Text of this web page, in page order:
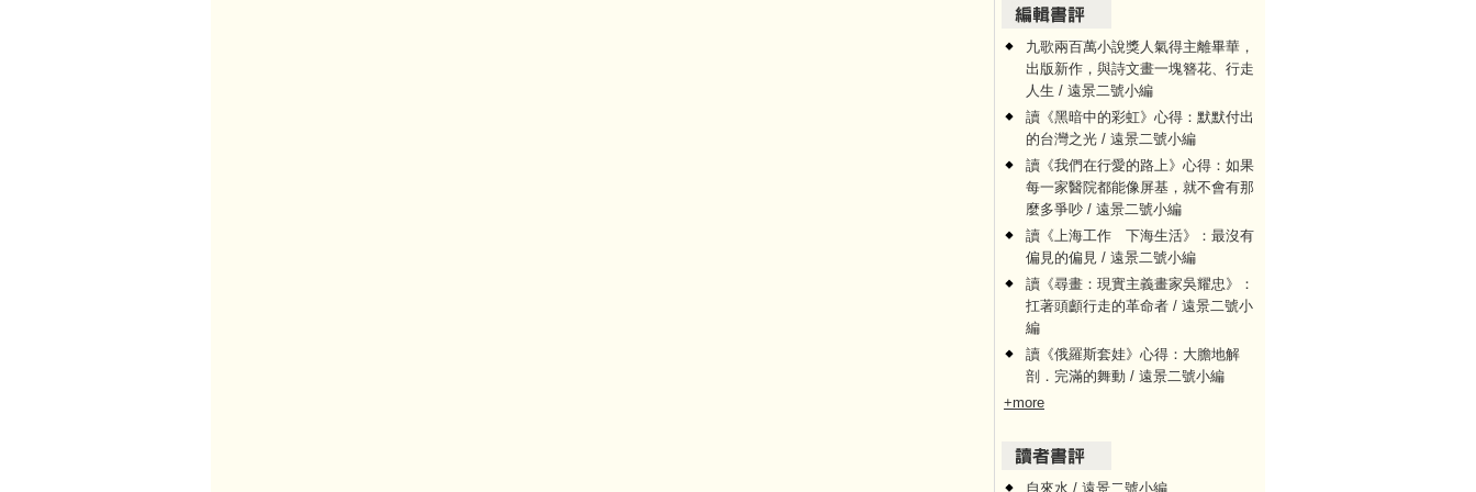
九歌兩百萬小說獎人氣得主離畢華，
出版新作，與詩文畫一塊簪花、行走
人生 / 遠景二號小編
讀《黑暗中的彩虹》心得：默默付出
的台灣之光 / 遠景二號小編
讀《我們在行愛的路上》心得：如果
每一家醫院都能像屏基，就不會有那
麼多爭吵 / 遠景二號小編
讀《上海工作 下海生活》：最沒有
偏見的偏見 / 遠景二號小編
讀《尋畫：現實主義畫家吳耀忠》：
扛著頭顱行走的革命者 / 遠景二號小
編
讀《俄羅斯套娃》心得：大膽地解
剖．完滿的舞動 / 遠景二號小編
+more
自來水 / 遠景二號小編